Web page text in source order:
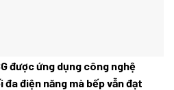
được ứng dụng công nghệ
điện năng mà bếp vẫn đạt